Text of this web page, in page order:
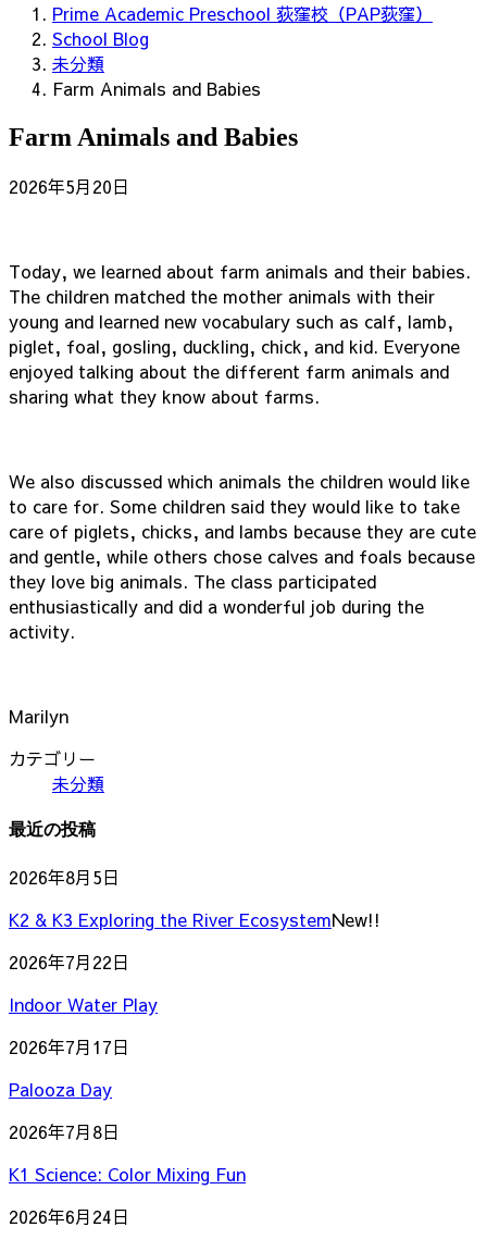
Prime Academic Preschool 荻窪校（PAP荻窪）
School Blog
未分類
Farm Animals and Babies
Farm Animals and Babies
2026年5月20日
Today, we learned about farm animals and their babies.
The children matched the mother animals with their
young and learned new vocabulary such as calf, lamb,
piglet, foal, gosling, duckling, chick, and kid. Everyone
enjoyed talking about the different farm animals and
sharing what they know about farms.
We also discussed which animals the children would like
to care for. Some children said they would like to take
care of piglets, chicks, and lambs because they are cute
and gentle, while others chose calves and foals because
they love big animals. The class participated
enthusiastically and did a wonderful job during the
activity.
Marilyn
カテゴリー
未分類
最近の投稿
2026年8月5日
K2 & K3 Exploring the River EcosystemNew!!
2026年7月22日
Indoor Water Play
2026年7月17日
Palooza Day
2026年7月8日
K1 Science: Color Mixing Fun
2026年6月24日